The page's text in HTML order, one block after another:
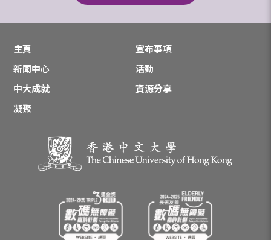
主頁
宣布事項
新聞中心
活動
中大成就
資源分享
凝聚